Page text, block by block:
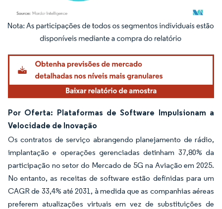
Imagem © Mordor Intelligence. O reuso requer atribuição conforme CC BY 4.0.
Por Oferta: Plataformas de Software Impulsionam a
Velocidade de Inovação
Os contratos de serviço abrangendo planejamento de rádio,
implantação e operações gerenciadas detinham 37,80% da
participação no setor do Mercado de 5G na Aviação em 2025.
No entanto, as receitas de software estão definidas para um
CAGR de 33,4% até 2031, à medida que as companhias aéreas
preferem atualizações virtuais em vez de substituições de